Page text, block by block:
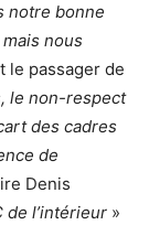
notre bonne
nous
le passager de
le non-respect
des cadres
de
Denis
de l’intérieur »